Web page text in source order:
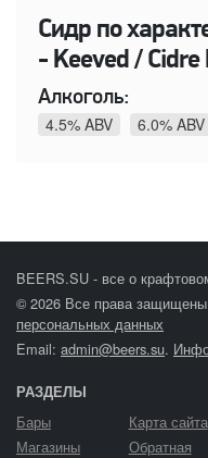
Сидр по
- Keeved / Cidre
Алкоголь:
4.5% ABV
6.0% ABV
BEERS.SU - все о
© 2026 Все права
персональных данных
Email: admin@beers.su.
РАЗДЕЛЫ
Бары
Магазины
Карта сайта
Обратная